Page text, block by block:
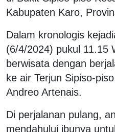
Kabupaten Karo,
Dalam kronologis
(6/4/2024) pukul 11.15
berwisata dengan
ke air Terjun Sipiso-
Andreo Artenais.
Di perjalanan pulang,
mendahului ibunya